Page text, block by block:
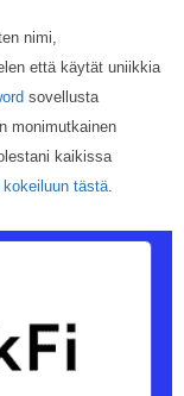
nimi,
että käytät uniikkia
sovellusta
monimutkainen
kaikissa
tästä